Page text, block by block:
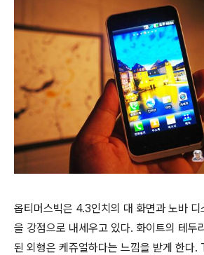
옵티머스빅은 4.3인치의 대 화면과 노바 디
을 강점으로 내세우고 있다. 화이트의 테두
된 외형은 케쥬얼하다는 느낌을 받게 한